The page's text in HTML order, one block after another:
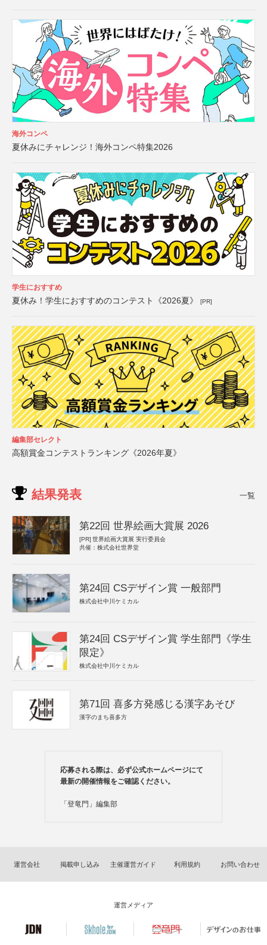
海外コンペ
夏休みにチャレンジ！海外コンペ特集2026
学生におすすめ
夏休み！学生におすすめのコンテスト《2026夏》 [PR]
編集部セレクト
高額賞金コンテストランキング《2026年夏》
結果発表 一覧
第22回 世界絵画大賞展 2026
[PR] 世界絵画大賞展 実行委員会
共催：株式会社世界堂
第24回 CSデザイン賞 一般部門
株式会社中川ケミカル
第24回 CSデザイン賞 学生部門《学生
限定》
株式会社中川ケミカル
第71回 喜多方発感じる漢字あそび
漢字のまち喜多方
応募される際は、必ず公式ホームページにて
最新の開催情報をご確認ください。
「登竜門」編集部
運営会社 掲載申し込み 主催運営ガイド 利用規約 お問い合わせ
運営メディア